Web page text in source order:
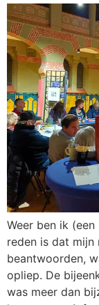
Weer ben ik
reden is dat
beantwoorden,
opliep. De
was meer dan